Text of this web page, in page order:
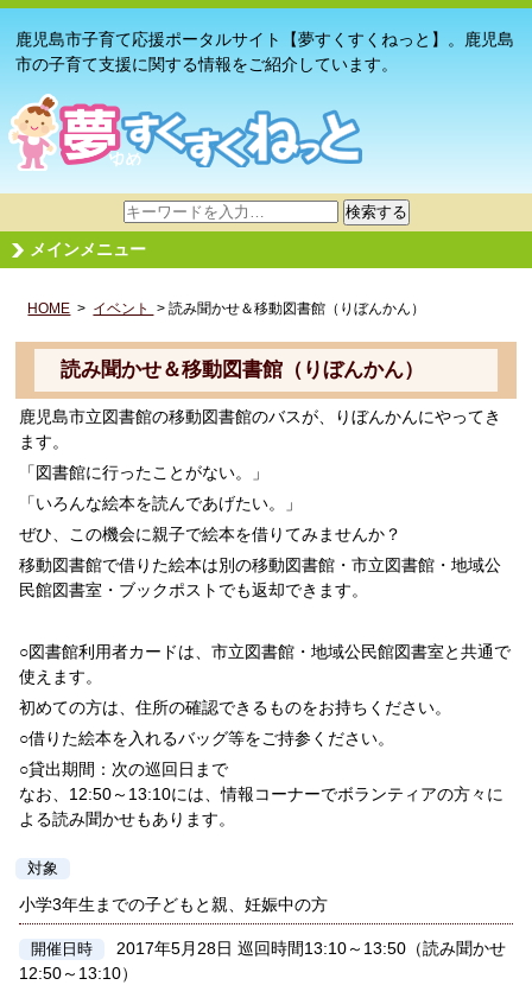
鹿児島市子育て応援ポータルサイト【夢すくすくねっと】。鹿児島
市の子育て支援に関する情報をご紹介しています。
サ
イ
ト
検
検索する
メインメニュー
HOME > イベント > 読み聞かせ＆移動図書館（りぼんかん）
読み聞かせ＆移動図書館（りぼんかん）
鹿児島市立図書館の移動図書館のバスが、りぼんかんにやってき
ます。
「図書館に行ったことがない。」
「いろんな絵本を読んであげたい。」
ぜひ、この機会に親子で絵本を借りてみませんか？
移動図書館で借りた絵本は別の移動図書館・市立図書館・地域公
民館図書室・ブックポストでも返却できます。
○図書館利用者カードは、市立図書館・地域公民館図書室と共通で
使えます。
初めての方は、住所の確認できるものをお持ちください。
○借りた絵本を入れるバッグ等をご持参ください。
○貸出期間：次の巡回日まで
なお、12:50～13:10には、情報コーナーでボランティアの方々に
よる読み聞かせもあります。
対象
小学3年生までの子どもと親、妊娠中の方
開催日時
2017年5月28日 巡回時間13:10～13:50（読み聞かせ
12:50～13:10）